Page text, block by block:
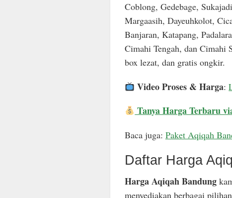
Coblong, Gedebage,
Margaasih, Dayeuhkolot,
Banjaran, Katapang,
Cimahi Tengah, dan Cimahi
box lezat, dan gratis ongkir.
Video Proses & Harga:
Tanya Harga Terbaru
Baca juga: Paket Aqiqah
Daftar Harga
Harga Aqiqah Bandung
menyediakan berbagai